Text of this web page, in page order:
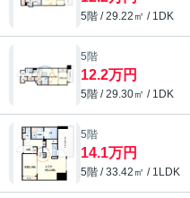
5階 / 29.22㎡ / 1DK
5階
12.2万円
5階 / 29.30㎡ / 1DK
5階
14.1万円
5階 / 33.42㎡ / 1LDK